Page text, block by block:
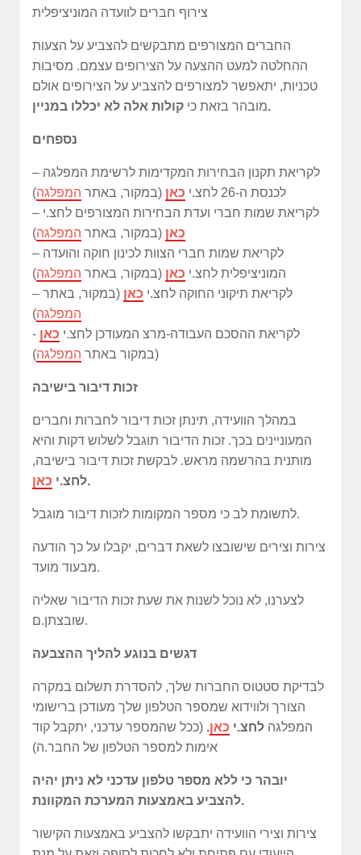
צירוף חברים לוועדה המוניציפלית
החברים המצורפים מתבקשים להצביע על הצעות
ההחלטה למעט ההצעה על הצירופים עצמם. מסיבות
טכניות, יתאפשר למצורפים להצביע על הצירופים אולם
מובהר בזאת כי קולות אלה לא יכללו במניין .
נספחים
– לקריאת תקנון הבחירות המקדימות לרשימת המפלגה
לכנסת ה-26 לחצ.י
כאן (במקור, באתר המפלגה)
– לקריאת שמות חברי ועדת הבחירות המצורפים לחצ.י
כאן (במקור, באתר המפלגה)
– לקריאת שמות חברי הצוות לכינון חוקה והועדה
המוניציפלית לחצ.י כאן (במקור, באתר המפלגה)
– לקריאת תיקוני החוקה לחצ.י כאן (במקור, באתר
המפלגה)
- לקריאת ההסכם העבודה-מרצ המעודכן לחצ.י כאן
(במקור באתר המפלגה)
זכות דיבור בישיבה
במהלך הוועידה, תינתן זכות דיבור לחברות וחברים
המעוניינים בכך. זכות הדיבור תוגבל לשלוש דקות והיא
מותנית בהרשמה מראש. לבקשת זכות דיבור בישיבה,
לחצ.י כאן .
לתשומת לב כי מספר המקומות לזכות דיבור מוגבל.
צירות וצירים שישובצו לשאת דברים, יקבלו על כך הודעה
מבעוד מועד.
לצערנו, לא נוכל לשנות את שעת זכות הדיבור שאליה
שובצתן.ם.
דגשים בנוגע להליך ההצבעה
לבדיקת סטטוס החברות שלך, להסדרת תשלום במקרה
הצורך ולווידוא שמספר הטלפון שלך מעודכן ברישומי
המפלגה לחצ.י כאן. (ככל שהמספר עדכני, יתקבל קוד
אימות למספר הטלפון של החבר.ה)
יובהר כי ללא מספר טלפון עדכני לא ניתן יהיה
להצביע באמצעות המערכת המקוונת.
צירות וצירי הוועידה יתבקשו להצביע באמצעות הקישור